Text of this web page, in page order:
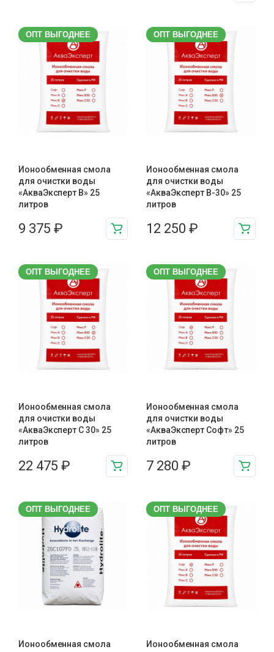
ОПТ ВЫГОДНЕЕ
Ионообменная смола
для очистки воды
«АкваЭксперт В» 25
литров
9 375 ₽
ОПТ ВЫГОДНЕЕ
Ионообменная смола
для очистки воды
«АкваЭксперт В-30» 25
литров
12 250 ₽
ОПТ ВЫГОДНЕЕ
Ионообменная смола
для очистки воды
«АкваЭксперт С 30» 25
литров
22 475 ₽
ОПТ ВЫГОДНЕЕ
Ионообменная смола
для очистки воды
«АкваЭксперт Софт» 25
литров
7 280 ₽
ОПТ ВЫГОДНЕЕ
Ионообменная смола
ОПТ ВЫГОДНЕЕ
Ионообменная смола